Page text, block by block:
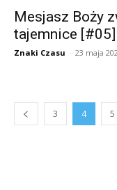
Mesjasz Boży
tajemnice [#05]
Znaki Czasu - 23 maja
3 4 5